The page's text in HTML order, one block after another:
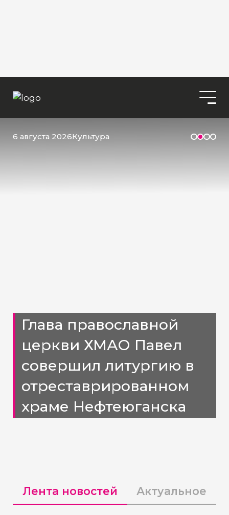
6 августа 2026Культура
Глава православной
церкви ХМАО Павел
совершил литургию в
отреставрированном
храме Нефтеюганска
Лента новостей Актуальное